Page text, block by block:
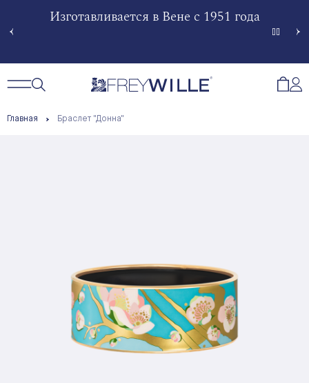
Изготавливается в Вене с 1951 года
Открыть / Закрыть навигацию
Открытый поиск
Главная Браслет "Донна"